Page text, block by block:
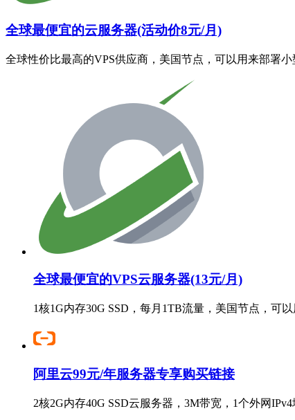
全球最便宜的云服务器(活动价8元/月)
全球性价比最高的VPS供应商，美国节点，可以用来部署
全球最便宜的VPS云服务器(13元/月)
1核1G内存30G SSD，每月1TB流量，美国节点，可
阿里云99元/年服务器专享购买链接
2核2G内存40G SSD云服务器，3M带宽，1个外网